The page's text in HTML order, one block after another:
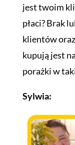
jest twoim
płaci? Brak
klientów
kupują jest
porażki w
Sylwia: